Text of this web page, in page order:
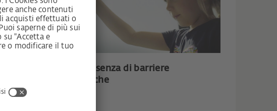
Comfort e assenza di barriere
architettoniche